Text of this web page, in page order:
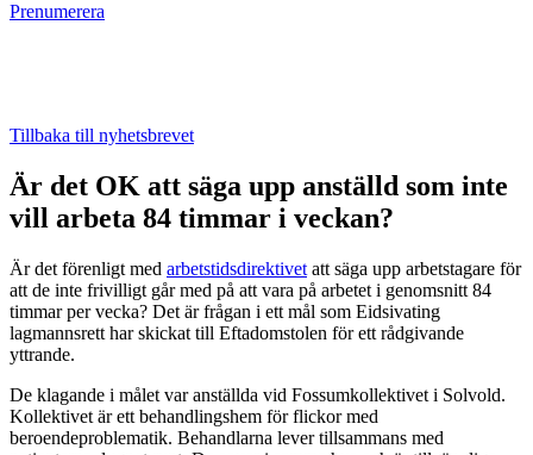
Prenumerera
Tillbaka till nyhetsbrevet
Är det OK att säga upp anställd som inte
vill arbeta 84 timmar i veckan?
Är det förenligt med arbetstidsdirektivet att säga upp arbetstagare för
att de inte frivilligt går med på att vara på arbetet i genomsnitt 84
timmar per vecka? Det är frågan i ett mål som Eidsivating
lagmannsrett har skickat till Eftadomstolen för ett rådgivande
yttrande.
De klagande i målet var anställda vid Fossumkollektivet i Solvold.
Kollektivet är ett behandlingshem för flickor med
beroendeproblematik. Behandlarna lever tillsammans med